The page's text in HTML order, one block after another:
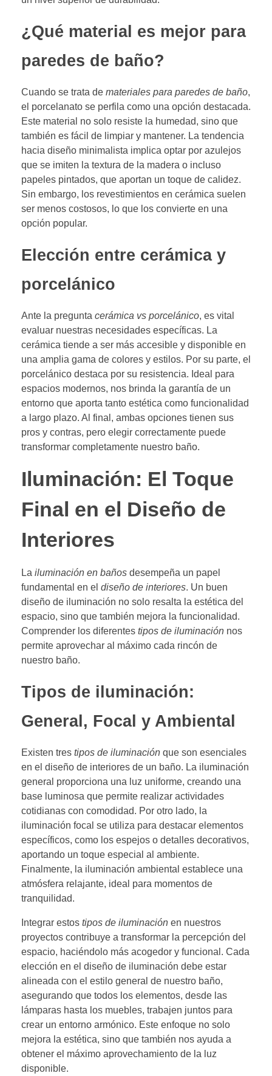
¿Qué material es mejor para
paredes de baño?
Cuando se trata de materiales para paredes de baño,
el porcelanato se perfila como una opción destacada.
Este material no solo resiste la humedad, sino que
también es fácil de limpiar y mantener. La tendencia
hacia diseño minimalista implica optar por azulejos
que se imiten la textura de la madera o incluso
papeles pintados, que aportan un toque de calidez.
Sin embargo, los revestimientos en cerámica suelen
ser menos costosos, lo que los convierte en una
opción popular.
Elección entre cerámica y
porcelánico
Ante la pregunta cerámica vs porcelánico, es vital
evaluar nuestras necesidades específicas. La
cerámica tiende a ser más accesible y disponible en
una amplia gama de colores y estilos. Por su parte, el
porcelánico destaca por su resistencia. Ideal para
espacios modernos, nos brinda la garantía de un
entorno que aporta tanto estética como funcionalidad
a largo plazo. Al final, ambas opciones tienen sus
pros y contras, pero elegir correctamente puede
transformar completamente nuestro baño.
Iluminación: El Toque
Final en el Diseño de
Interiores
La iluminación en baños desempeña un papel
fundamental en el diseño de interiores. Un buen
diseño de iluminación no solo resalta la estética del
espacio, sino que también mejora la funcionalidad.
Comprender los diferentes tipos de iluminación nos
permite aprovechar al máximo cada rincón de
nuestro baño.
Tipos de iluminación:
General, Focal y Ambiental
Existen tres tipos de iluminación que son esenciales
en el diseño de interiores de un baño. La iluminación
general proporciona una luz uniforme, creando una
base luminosa que permite realizar actividades
cotidianas con comodidad. Por otro lado, la
iluminación focal se utiliza para destacar elementos
específicos, como los espejos o detalles decorativos,
aportando un toque especial al ambiente.
Finalmente, la iluminación ambiental establece una
atmósfera relajante, ideal para momentos de
tranquilidad.
Integrar estos tipos de iluminación en nuestros
proyectos contribuye a transformar la percepción del
espacio, haciéndolo más acogedor y funcional. Cada
elección en el diseño de iluminación debe estar
alineada con el estilo general de nuestro baño,
asegurando que todos los elementos, desde las
lámparas hasta los muebles, trabajen juntos para
crear un entorno armónico. Este enfoque no solo
mejora la estética, sino que también nos ayuda a
obtener el máximo aprovechamiento de la luz
disponible.